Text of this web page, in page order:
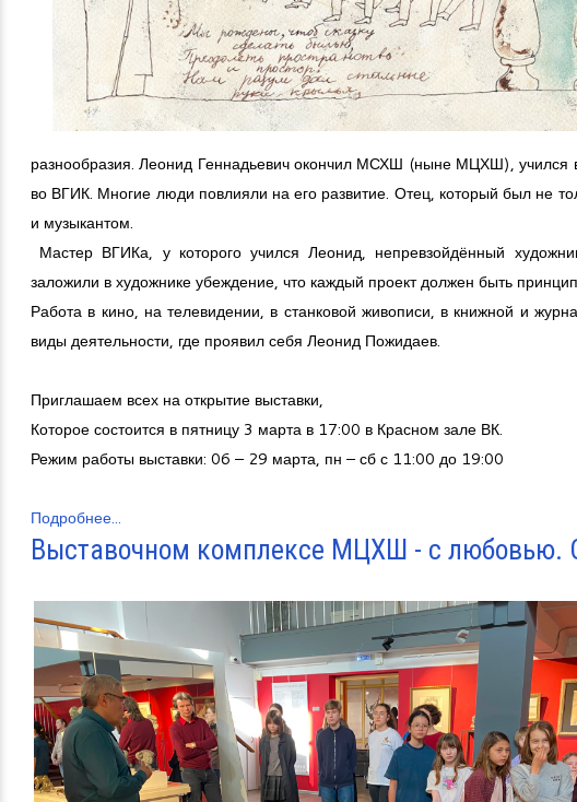
разнообразия. Леонид Геннадьевич окончил МСХШ (ныне МЦХШ), учился
во ВГИК. Многие люди повлияли на его развитие. Отец, который был не
и музыкантом.
Мастер ВГИКа, у которого учился Леонид, непревзойдённый
заложили в художнике убеждение, что каждый проект должен быть
Работа в кино, на телевидении, в станковой живописи, в книжной и
виды деятельности, где проявил себя Леонид Пожидаев.
Приглашаем всех на открытие выставки,
Которое состоится в пятницу 3 марта в 17:00 в Красном зале ВК.
Режим работы выставки: 06 – 29 марта, пн – сб с 11:00 до 19:00
Подробнее...
Выставочном комплексе МЦХШ - с любовью.